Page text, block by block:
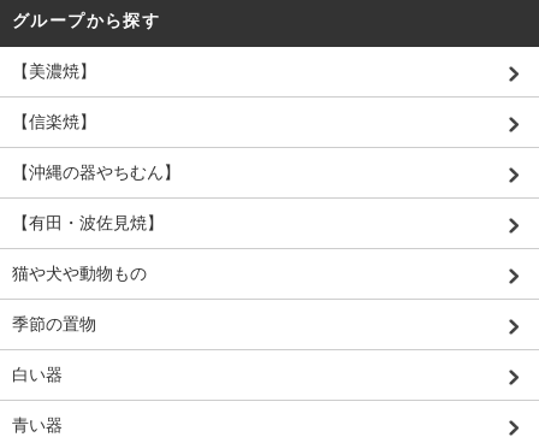
グループから探す
【美濃焼】
【信楽焼】
【沖縄の器やちむん】
【有田・波佐見焼】
猫や犬や動物もの
季節の置物
白い器
青い器